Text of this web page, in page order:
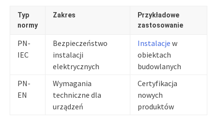
Typ
normy
Zakres
Przykładowe
zastosowanie
PN-
IEC
Bezpieczeństwo
instalacji
elektrycznych
Instalacje w
obiektach
budowlanych
PN-
EN
Wymagania
techniczne dla
urządzeń
Certyfikacja
nowych
produktów